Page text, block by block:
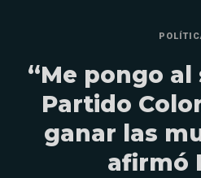
“Me pongo al
Partido
ganar las
afirmó